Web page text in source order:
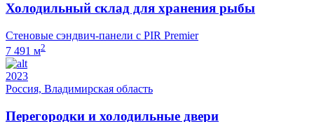
Холодильный склад для хранения рыбы
Стеновые сэндвич-панели с PIR Premier
7 491 м2
2023
Россия, Владимирская область
Перегородки и холодильные двери